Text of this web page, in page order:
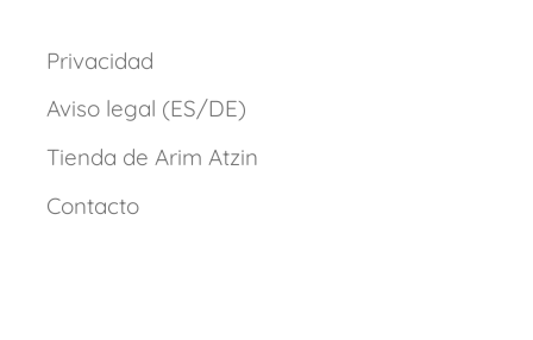
Privacidad
Aviso legal (ES/DE)
Tienda de Arim Atzin
Contacto